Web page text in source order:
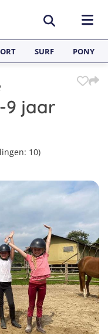
SURF PONY
9 jaar
10)